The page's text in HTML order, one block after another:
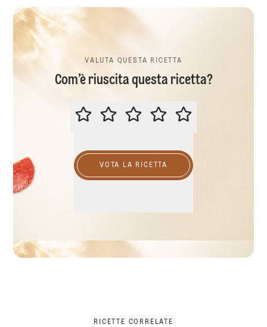
VALUTA QUESTA RICETTA
Com’è riuscita questa ricetta?
VALUTA QUESTA RICETTA
VOTA LA RICETTA
RICETTE CORRELATE